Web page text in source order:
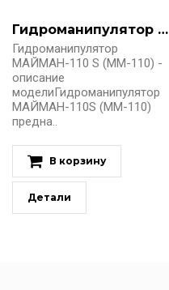
Гидроманипулятор МАЙМАН-110 S (ММ-110)
Гидроманипулятор
МАЙМАН-110 S (ММ-110) -
описание
моделиГидроманипулятор
МАЙМАН-110S (ММ-110)
предна..
В корзину
Детали